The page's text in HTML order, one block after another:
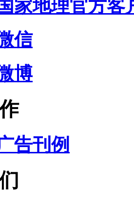
家地理官方客
信
博
告刊例